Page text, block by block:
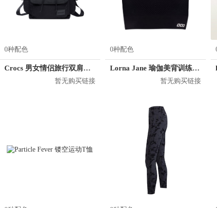
0种配色
Crocs 男女情侣旅行双肩背包 CB04A164073
暂无购买链接
0种配色
Lorna Jane 瑜伽美背训练健身背心 052051
暂无购买链接